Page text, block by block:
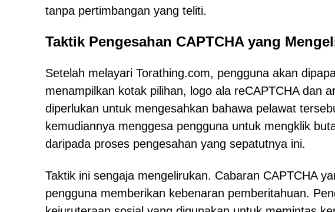
tanpa pertimbangan yang teliti.
Taktik Pengesahan CAPTCHA yang
Setelah melayari Torathing.com, pengguna akan
menampilkan kotak pilihan, logo ala reCAPTCHA dan
diperlukan untuk mengesahkan bahawa pelawat
kemudiannya menggesa pengguna untuk mengklik
daripada proses pengesahan yang sepatutnya ini.
Taktik ini sengaja mengelirukan. Cabaran CAPTCHA
pengguna memberikan kebenaran pemberitahuan.